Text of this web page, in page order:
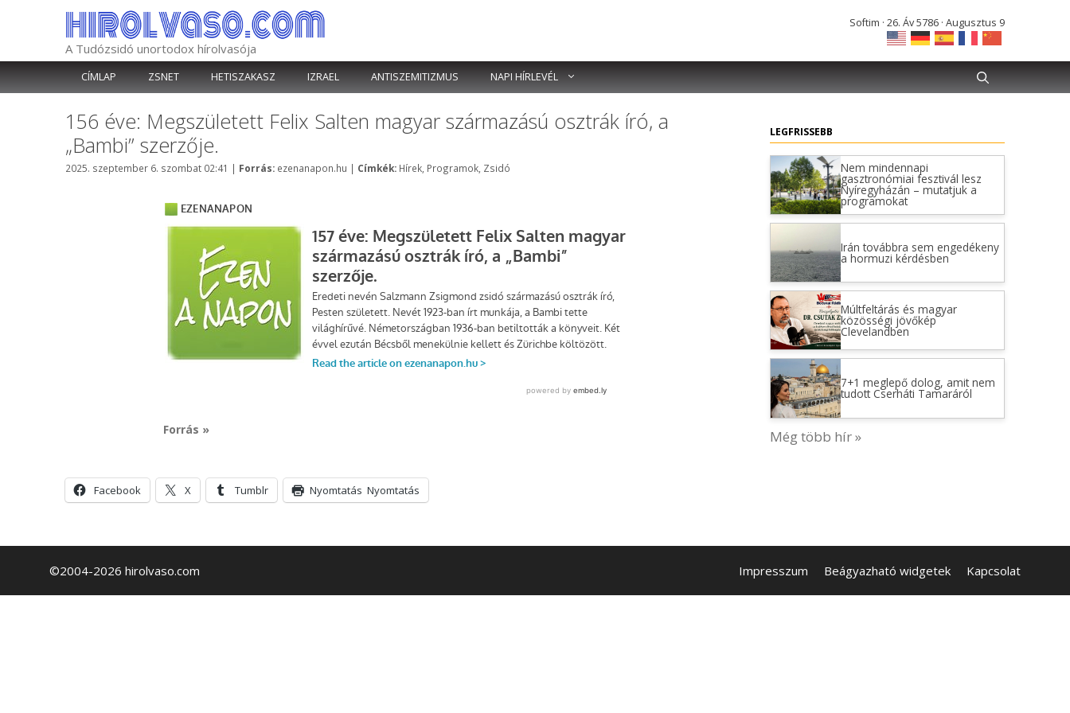
A Tudózsidó unortodox hírolvasója
Softim · 26. Áv 5786 · Augusztus 9
CÍMLAP ZSNET HETISZAKASZ IZRAEL ANTISZEMITIZMUS NAPI HÍRLEVÉL
156 éve: Megszületett Felix Salten magyar származású osztrák író, a
„Bambi” szerzője.
2025. szeptember 6. szombat 02:41 | Forrás: Kategória
ezenanapon.hu | Címkék: Címkék
Hírek Programok Zsidó
Forrás »
Facebook X Tumblr Nyomtatás Nyomtatás
LEGFRISSEBB
Nem mindennapi
gasztronómiai fesztivál lesz
Nyíregyházán – mutatjuk a
programokat
Irán továbbra sem engedékeny
a hormuzi kérdésben
Múltfeltárás és magyar
közösségi jövőkép
Clevelandben
7+1 meglepő dolog, amit nem
tudott Cserháti Tamaráról
Még több hír »
Impresszum Beágyazható widgetek Kapcsolat
©2004-2026 hirolvaso.com